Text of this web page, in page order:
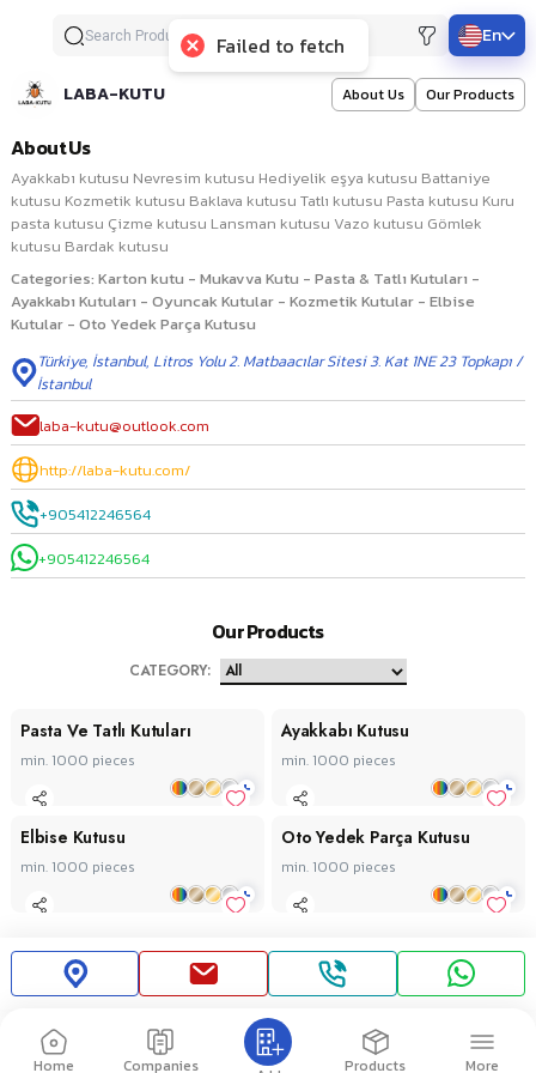
En
LABA-KUTU About Us Our Products
About Us
Ayakkabı kutusu Nevresim kutusu Hediyelik eşya kutusu Battaniye
kutusu Kozmetik kutusu Baklava kutusu Tatlı kutusu Pasta kutusu Kuru
pasta kutusu Çizme kutusu Lansman kutusu Vazo kutusu Gömlek
kutusu Bardak kutusu
Categories: Karton kutu - Mukavva Kutu - Pasta & Tatlı Kutuları -
Ayakkabı Kutuları - Oyuncak Kutular - Kozmetik Kutular - Elbise
Kutular - Oto Yedek Parça Kutusu
Türkiye, İstanbul, Litros Yolu 2. Matbaacılar Sitesi 3. Kat 1NE 23 Topkapı /
İstanbul
laba-kutu@outlook.com
http://laba-kutu.com/
+905412246564
+905412246564
Our Products
CATEGORY:
Pasta Ve Tatlı Kutuları
min. 1000 pieces
+
Ayakkabı Kutusu
min. 1000 pieces
+
Elbise Kutusu
min. 1000 pieces
+
Oto Yedek Parça Kutusu
min. 1000 pieces
+
Home Companies Products More
Failed to fetch